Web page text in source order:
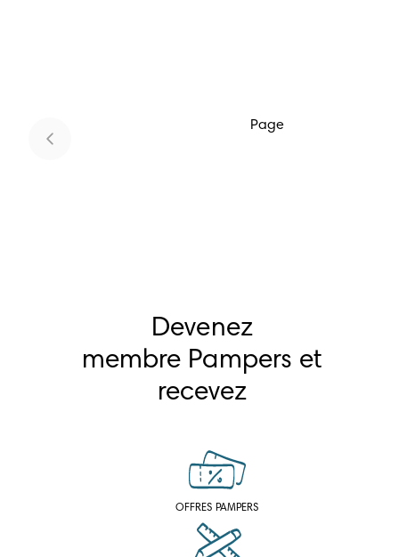
Page
Devenez
membre Pampers et
recevez
OFFRES PAMPERS